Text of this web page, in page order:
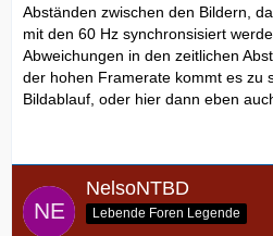
Abständen zwischen den Bildern,
mit den 60 Hz synchronsisiert
Abweichungen in den zeitlichen
der hohen Framerate kommt es zu
Bildablauf, oder hier dann eben
NelsoNTBD
Lebende Foren Legende